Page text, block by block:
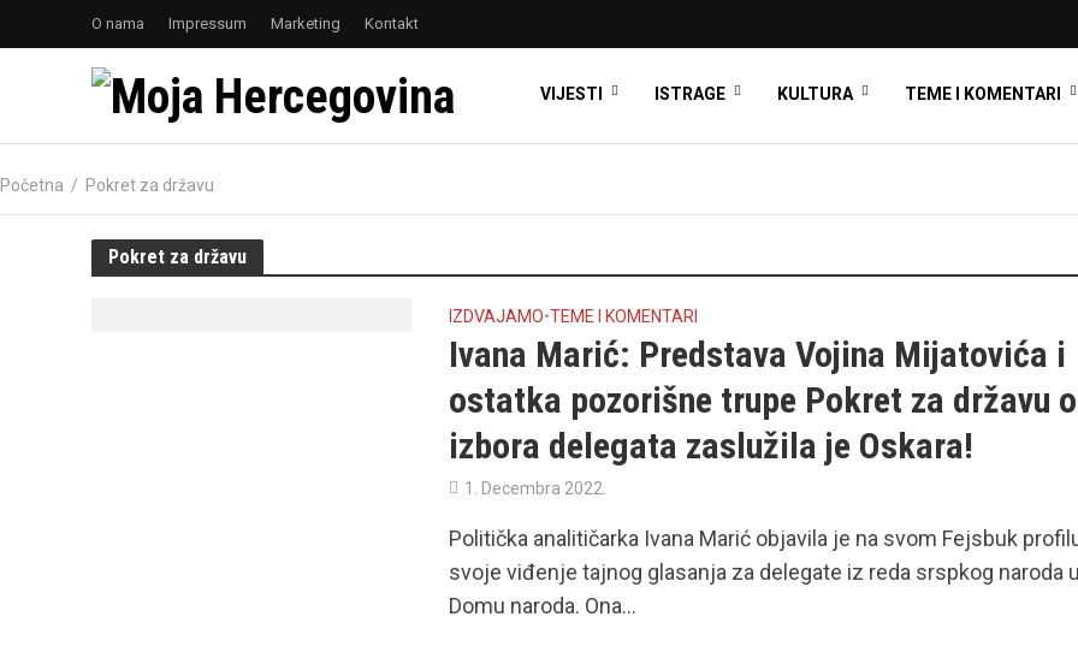
O nama Impressum Marketing Kontakt
VIJESTI ISTRAGE KULTURA TEME I KOMENTARI
Početna / Pokret za državu
Pokret za državu
IZDVAJAMO•TEME I KOMENTARI
Ivana Marić: Predstava Vojina Mijatovića i
ostatka pozorišne trupe Pokret za državu
izbora delegata zaslužila je Oskara!
1. Decembra 2022.
Politička analitičarka Ivana Marić objavila je na svom Fejsbuk
svoje viđenje tajnog glasanja za delegate iz reda srspkog naroda u
Domu naroda. Ona...